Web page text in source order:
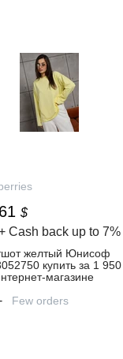
$
Cash back up to 7%
желтый Юнисоф
купить за 1 950
Few orders